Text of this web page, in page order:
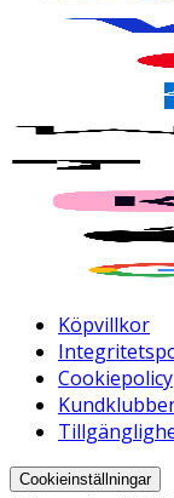
Köpvillkor
Cookiepolicy
Cookieinställningar